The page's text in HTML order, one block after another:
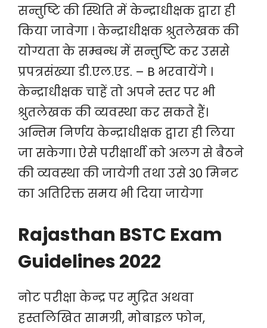
सन्तुष्टि की स्थिति में केन्द्राधीक्षक द्वारा ही
किया जावेगा । केन्द्राधीक्षक श्रुतलेखक की
योग्यता के सम्बन्ध में सन्तुष्टि कर उससे
प्रपत्रसंख्या डी.एल.एड. – B भरवायेंगे ।
केन्द्राधीक्षक चाहें तो अपने स्तर पर भी
श्रुतलेखक की व्यवस्था कर सकते हैं।
अन्तिम निर्णय केन्द्राधीक्षक द्वारा ही लिया
जा सकेगा। ऐसे परीक्षार्थी को अलग से बैठने
की व्यवस्था की जायेगी तथा उसे 30 मिनट
का अतिरिक्त समय भी दिया जायेगा
Rajasthan BSTC Exam
Guidelines 2022
नोट परीक्षा केन्द्र पर मुद्रित अथवा
हस्तलिखित सामग्री, मोबाइल फोन,